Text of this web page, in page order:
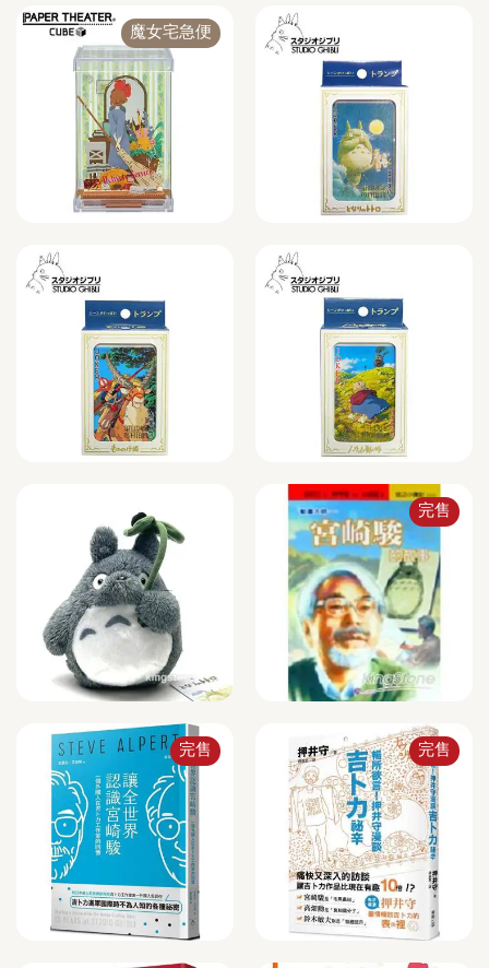
魔女宅急便
完售
完售 完售